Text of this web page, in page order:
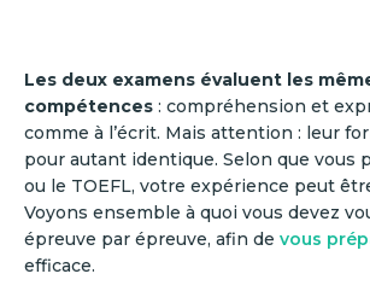
Les deux examens évaluent les
compétences : compréhension et
comme à l’écrit. Mais attention : leur
pour autant identique. Selon que vous
ou le TOEFL, votre expérience peut
Voyons ensemble à quoi vous devez
épreuve par épreuve, afin de vous
efficace.